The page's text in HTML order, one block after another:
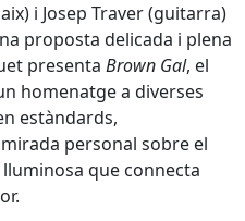
i Josep Traver (guitarra)
proposta delicada i plena
presenta Brown Gal, el
homenatge a diverses
estàndards,
personal sobre el
que connecta